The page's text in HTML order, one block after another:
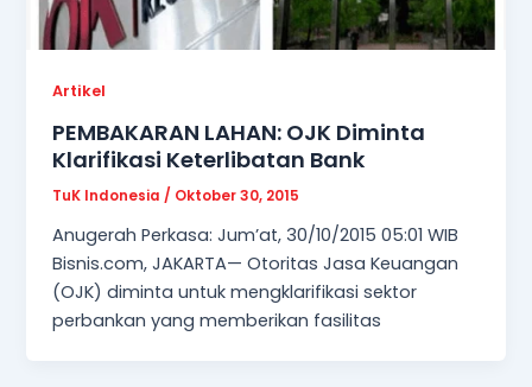
Artikel
PEMBAKARAN LAHAN: OJK Diminta
Klarifikasi Keterlibatan Bank
TuK Indonesia / Oktober 30, 2015
Anugerah Perkasa: Jum’at, 30/10/2015 05:01 WIB
Bisnis.com, JAKARTA— Otoritas Jasa Keuangan
(OJK) diminta untuk mengklarifikasi sektor
perbankan yang memberikan fasilitas